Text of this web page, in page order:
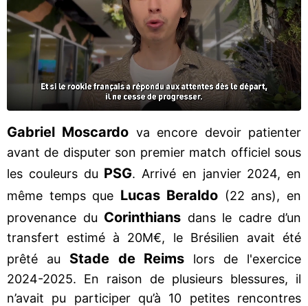
Gabriel Moscardo va encore devoir patienter
avant de disputer son premier match officiel sous
les couleurs du PSG. Arrivé en janvier 2024, en
même temps que Lucas Beraldo (22 ans), en
provenance du Corinthians dans le cadre d’un
transfert estimé à 20M€, le Brésilien avait été
prêté au Stade de Reims lors de l'exercice
2024-2025. En raison de plusieurs blessures, il
n’avait pu participer qu’à 10 petites rencontres